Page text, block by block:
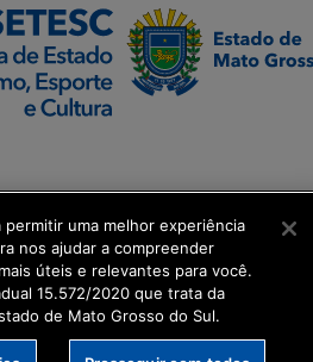
permitir uma melhor experiência
nos ajudar a compreender
úteis e relevantes para você.
15.572/2020 que trata da
de Mato Grosso do Sul.